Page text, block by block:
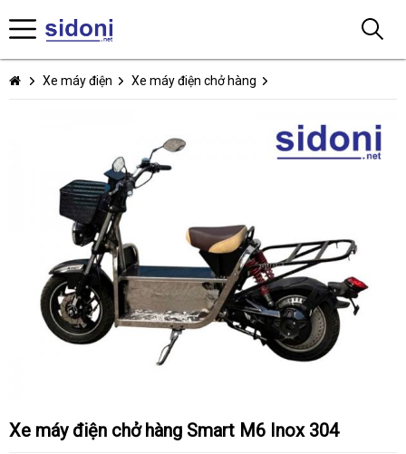
Xe máy điện Xe máy điện chở hàng
Xe máy điện chở hàng Smart M6 Inox 304